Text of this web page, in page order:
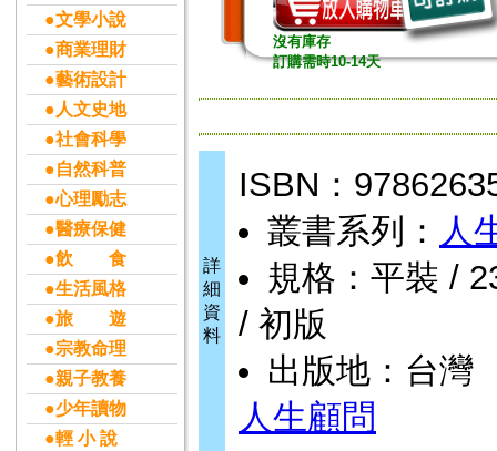
●文學小說
●商業理財
●藝術設計
●人文史地
●社會科學
●自然科普
●心理勵志
●醫療保健
●飲 食
●生活風格
●旅 遊
●宗教命理
●親子教養
●少年讀物
●輕 小 說
沒有庫存
訂購需時10-14天
詳
細
資
料
ISBN：
叢書系列： 人
規格：平裝 /
/ 初版
出版地：台灣
人生顧問